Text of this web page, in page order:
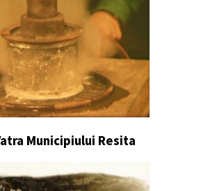
Municipiului Resita